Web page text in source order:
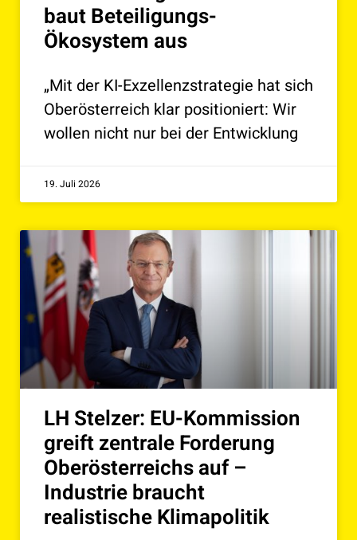
baut Beteiligungs-
Ökosystem aus
„Mit der KI-Exzellenzstrategie hat sich
Oberösterreich klar positioniert: Wir
wollen nicht nur bei der Entwicklung
19. Juli 2026
LH Stelzer: EU-Kommission
greift zentrale Forderung
Oberösterreichs auf –
Industrie braucht
realistische Klimapolitik